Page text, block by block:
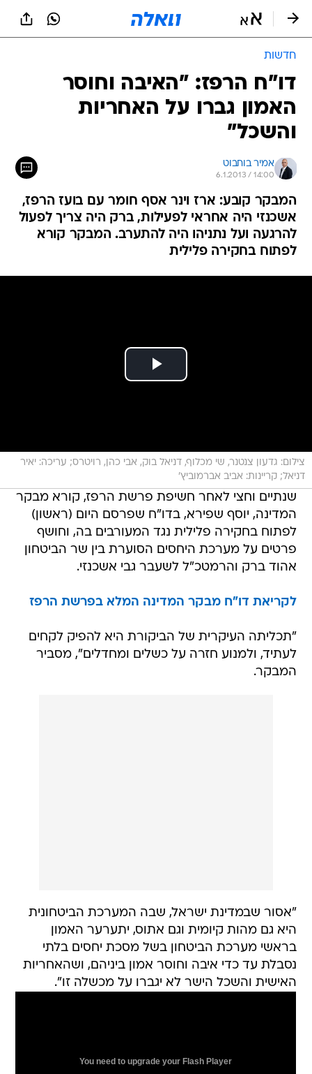
חדשות
דו"ח הרפז: "האיבה וחוסר
האמון גברו על האחריות
והשכל"
אמיר בוחבוט
6.1.2013 / 14:00
המבקר קובע: ארז וינר אסף חומר עם בועז הרפז,
אשכנזי היה אחראי לפעילות, ברק היה צריך לפעול
להרגעה ועל נתניהו היה להתערב. המבקר קורא
לפתוח בחקירה פלילית
צילום: גדעון צנטנר, שי מכלוף, דניאל בוק, אבי כהן, רויטרס; עריכה: יאיר
דניאל; קריינות: אביב אברמוביץ'
שנתיים וחצי לאחר חשיפת פרשת הרפז, קורא מבקר
המדינה, יוסף שפירא, בדו"ח שפרסם היום (ראשון)
לפתוח בחקירה פלילית נגד המעורבים בה, וחושף
פרטים על מערכת היחסים הסוערת בין שר הביטחון
אהוד ברק והרמטכ"ל לשעבר גבי אשכנזי.
לקריאת דו"ח מבקר המדינה המלא בפרשת הרפז
"תכליתה העיקרית של הביקורת היא להפיק לקחים
לעתיד, ולמנוע חזרה על כשלים ומחדלים", מסביר
המבקר.
"אסור שבמדינת ישראל, שבה המערכת הביטחונית
היא גם מהות קיומית וגם אתוס, יתערער האמון
בראשי מערכת הביטחון בשל מסכת יחסים בלתי
נסבלת עד כדי איבה וחוסר אמון ביניהם, ושהאחריות
האישית והשכל הישר לא יגברו על מכשלה זו".